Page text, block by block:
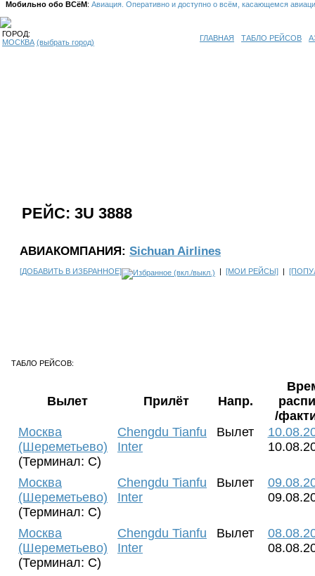
Мобильно обо ВСёМ: Авиация. Оперативно и доступно о всём, касающемся
ГОРОД:
МОСКВА (выбрать город) ГЛАВНАЯ ТАБЛО РЕЙСОВ
РЕЙС: 3U 3888
АВИАКОМПАНИЯ: Sichuan Airlines
[ДОБАВИТЬ В ИЗБРАННОЕ] [МОИ РЕЙСЫ]
ТАБЛО РЕЙСОВ:
Вылет Прилёт Напр.
/
Москва
(Шереметьево)
(Терминал: C)
Chengdu Tianfu
Inter
Вылет
Москва
(Шереметьево)
(Терминал: C)
Chengdu Tianfu
Inter
Вылет
Москва
(Шереметьево)
(Терминал: C)
Chengdu Tianfu
Inter
Вылет